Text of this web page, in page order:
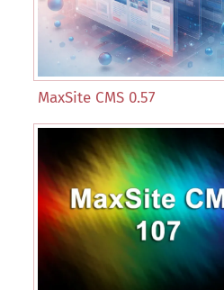
MaxSite CMS 0.57